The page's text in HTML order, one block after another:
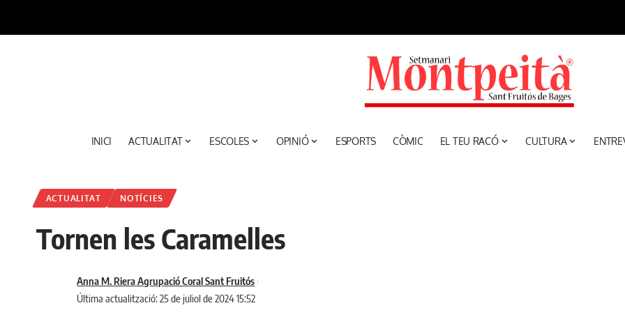
INICI ACTUALITAT ESCOLES OPINIÓ ESPORTS CÒMIC EL TEU RACÓ CULTURA
ACTUALITAT NOTÍCIES
Tornen les Caramelles
Última actualització: 25 de juliol de 2024 15:52
Anna M. Riera Agrupació Coral Sant Fruitós